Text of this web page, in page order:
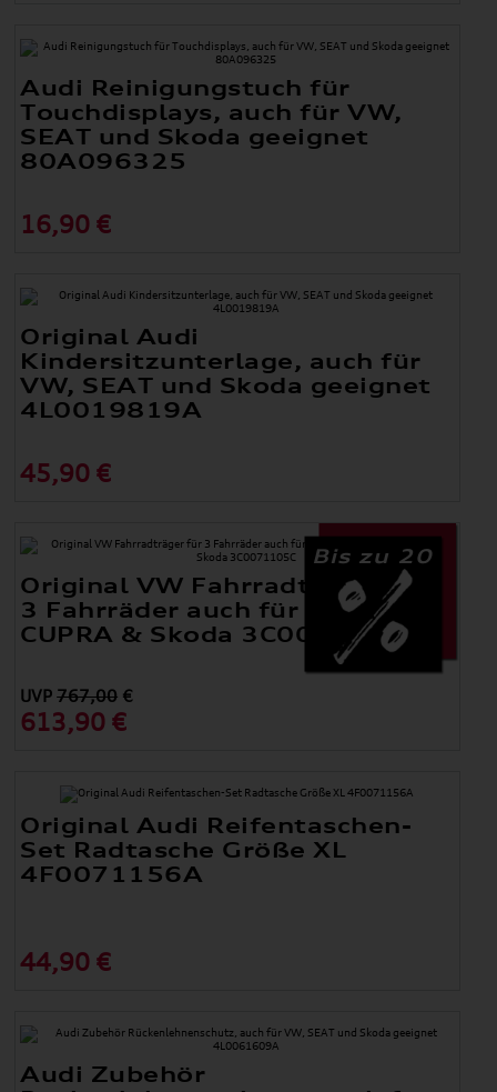
Audi Reinigungstuch für
Touchdisplays, auch für VW,
SEAT und Skoda geeignet
80A096325
16,90 €
Original Audi
Kindersitzunterlage, auch für
VW, SEAT und Skoda geeignet
4L0019819A
45,90 €
Bis zu 20
Original VW Fahrradträger für
3 Fahrräder auch für Audi SEAT,
CUPRA & Skoda 3C0071105C
UVP767,00 €
613,90 €
Original Audi Reifentaschen-
Set Radtasche Größe XL
4F0071156A
44,90 €
Audi Zubehör